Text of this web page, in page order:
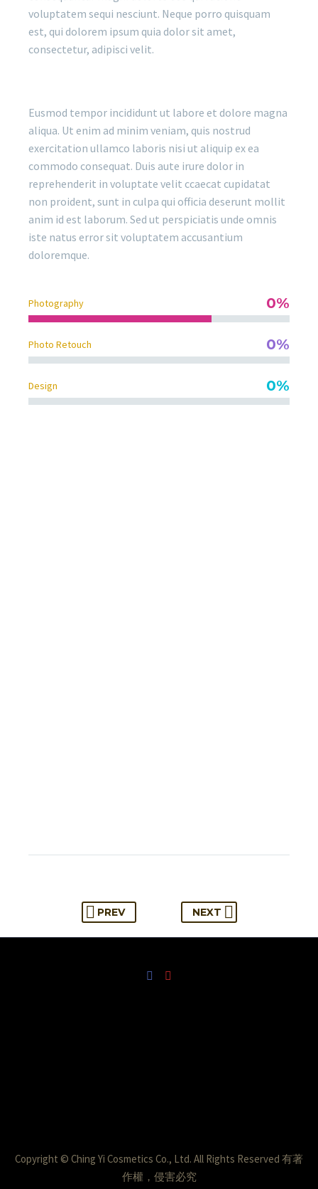
voluptatem sequi nesciunt. Neque porro quisquam
est, qui dolorem ipsum quia dolor sit amet,
consectetur, adipisci velit.
Eusmod tempor incididunt ut labore et dolore magna
aliqua. Ut enim ad minim veniam, quis nostrud
exercitation ullamco laboris nisi ut aliquip ex ea
commodo consequat. Duis aute irure dolor in
reprehenderit in voluptate velit ccaecat cupidatat
non proident, sunt in culpa qui officia deserunt mollit
anim id est laborum. Sed ut perspiciatis unde omnis
iste natus error sit voluptatem accusantium
doloremque.
Photography 0%
Photo Retouch 0%
Design 0%
PREV NEXT
Copyright © Ching Yi Cosmetics Co., Ltd. All Rights Reserved 有著
作權，侵害必究